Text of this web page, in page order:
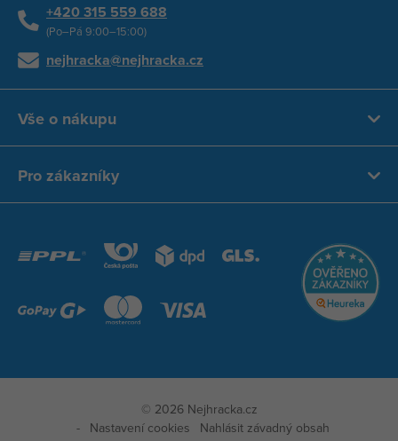
+420 315 559 688
(Po–Pá 9:00–15:00)
nejhracka@nejhracka.cz
Vše o nákupu
Pro zákazníky
© 2026 Nejhracka.cz
Nastavení cookies
Nahlásit závadný obsah